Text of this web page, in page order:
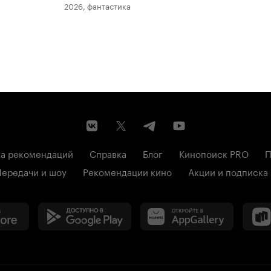
2026, фантастика
рекомендаций Справка Блог Кинопоиск PRO
и шоу
Рекомендации кино Акции и подписка